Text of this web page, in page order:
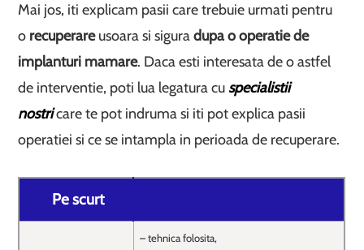
Mai jos, iti explicam pasii care trebuie urmati pentru
o recuperareusoara si siguradupa o operatie de
implanturi mamare. Daca esti interesata de o astfel
de interventie, poti lua legatura cuspecialistii
nostricare te pot indruma si iti pot explica pasii
operatiei si ce se intampla in perioada de recuperare.
Pe scurt
– tehnica folosita,